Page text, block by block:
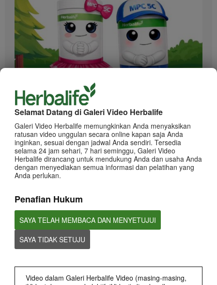
Selamat Datang di Galeri Video Herbalife
Galeri Video Herbalife memungkinkan Anda menyaksikan
ratusan video unggulan secara online kapan saja Anda
inginkan, sesuai dengan jadwal Anda sendiri. Tersedia
selama 24 jam sehari, 7 hari seminggu, Galeri Video
Herbalife dirancang untuk mendukung Anda dan usaha Anda
dengan menyediakan semua informasi dan pelatihan yang
Anda perlukan.
Penafian Hukum
SAYA TELAH MEMBACA DAN MENYETUJUI
SAYA TIDAK SETUJU
Video dalam Galeri Herbalife Video (masing-masing,
Informasi dan Tips terkait Klaim Penghasilan
Panduan klaim Penghasilan
Herbalife Indonesia bangga untuk menjadi nutrition partner Atlet
Rizky Ridho Ramadhani - Atlet Sponsor Herbalife Indonesia